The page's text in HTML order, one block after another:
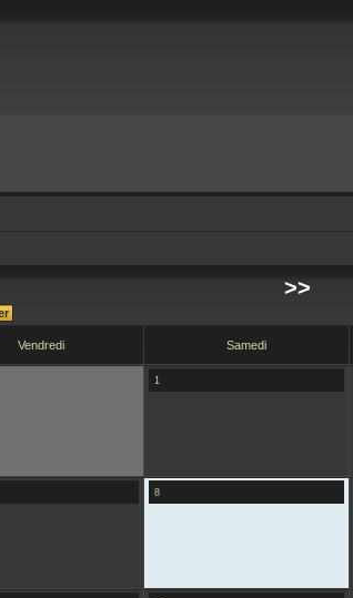
>>
Vendredi Samedi
1
8